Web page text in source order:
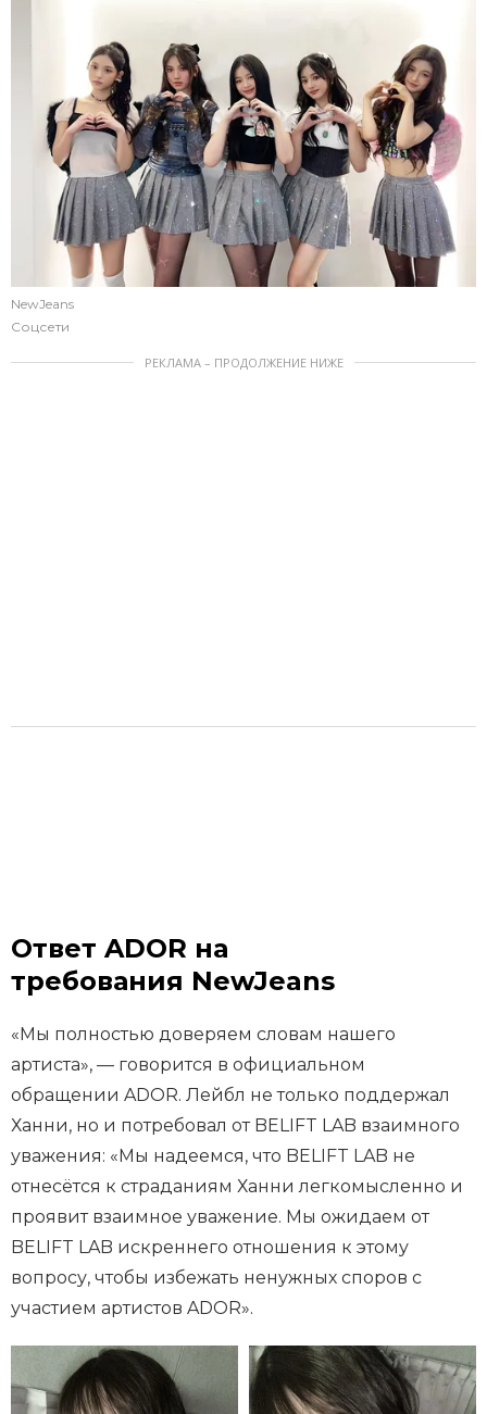
NewJeans
Соцсети
РЕКЛАМА – ПРОДОЛЖЕНИЕ НИЖЕ
Ответ ADOR на
требования NewJeans
«Мы полностью доверяем словам нашего
артиста», — говорится в официальном
обращении ADOR. Лейбл не только поддержал
Ханни, но и потребовал от BELIFT LAB взаимного
уважения: «Мы надеемся, что BELIFT LAB не
отнесётся к страданиям Ханни легкомысленно и
проявит взаимное уважение. Мы ожидаем от
BELIFT LAB искреннего отношения к этому
вопросу, чтобы избежать ненужных споров с
участием артистов ADOR».